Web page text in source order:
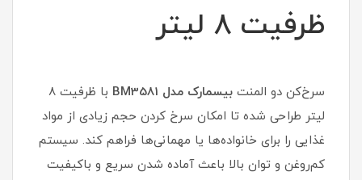
ظرفیت ۸ لیتر
سرخ‌کن دو المنت بیسمارک مدل BM3581
با ظرفیت ۸
لیتر طراحی شده تا امکان سرخ کردن حجم زیادی از مواد
غذایی را برای خانواده‌ها یا مهمانی‌ها فراهم کند. سیستم
کم‌روغن و توان بالا باعث آماده شدن سریع و باکیفیت